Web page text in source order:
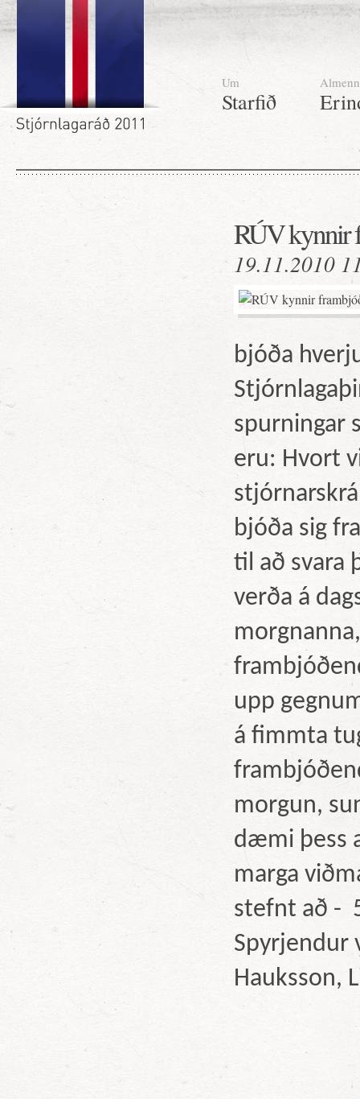
Um
Starfið
Almenn
RÚV kynnir
19.11.2010
bjóða
spurningar
eru: Hvort
bjóða sig
til að svara
verða á
upp
á fimmta
morgun,
dæmi þess
marga
stefnt að -
Spyrjendur
Hauksson,